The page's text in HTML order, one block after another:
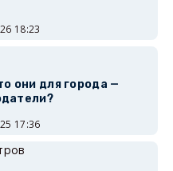
18:23
они для города —
17:36